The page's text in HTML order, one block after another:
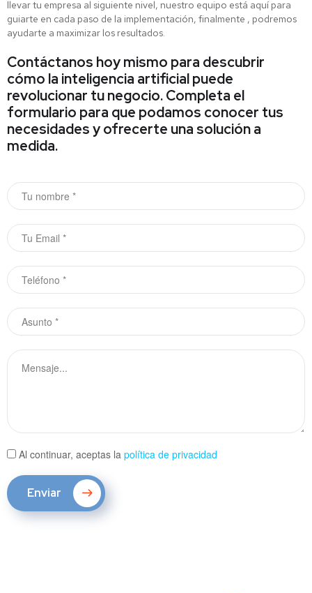
llevar tu empresa al siguiente nivel, nuestro equipo está aquí para
guiarte en cada paso de la implementación, finalmente , podremos
ayudarte a maximizar los resultados.
Contáctanos hoy mismo para descubrir
cómo la inteligencia artificial puede
revolucionar tu negocio. Completa el
formulario para que podamos conocer tus
necesidades y ofrecerte una solución a
medida.
Al continuar, aceptas la política de privacidad
Enviar